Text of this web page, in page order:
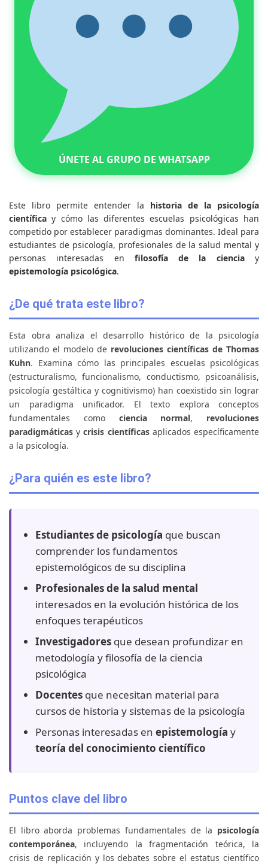
ÚNETE AL GRUPO DE WHATSAPP
Este libro permite entender la historia de la psicología
científica y cómo las diferentes escuelas psicológicas han
competido por establecer paradigmas dominantes. Ideal para
estudiantes de psicología, profesionales de la salud mental y
personas interesadas en filosofía de la cienciay
epistemología psicológica.
¿De qué trata este libro?
Esta obra analiza el desarrollo histórico de la psicología
utilizando el modelo de revoluciones científicas de Thomas
Kuhn. Examina cómo las principales escuelas psicológicas
(estructuralismo, funcionalismo, conductismo, psicoanálisis,
psicología gestáltica y cognitivismo) han coexistido sin lograr
un paradigma unificador. El texto explora conceptos
fundamentales como ciencia normal, revoluciones
paradigmáticas ycrisis científicasaplicados específicamente
a la psicología.
¿Para quién es este libro?
Estudiantes de psicología que buscan
comprender los fundamentos
epistemológicos de su disciplina
Profesionales de la salud mental
interesados en la evolución histórica de los
enfoques terapéuticos
Investigadores que desean profundizar en
metodología y filosofía de la ciencia
psicológica
Docentes que necesitan material para
cursos de historia y sistemas de la psicología
Personas interesadas en epistemología y
teoría del conocimiento científico
Puntos clave del libro
El libro aborda problemas fundamentales de la psicología
contemporánea, incluyendo la fragmentación teórica, la
crisis de replicación y los debates sobre el estatus científico